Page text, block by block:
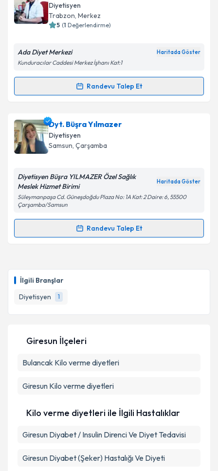
İlgili Branşlar
Diyetisyen
1
oluşturun. Size bu uzmandan randevu almanız için bir
takvim hazırlandığında e-posta ile bilgilendireceğiz.
Kişisel verilerimin işlenmesine ilişkinAydınlatma
'ni okudum ve kişisel verilerimin belirtilen
Takvim Talebini Gönder
Diyetisyen
Trabzon, Merkez
5 (1 Değerlendirme)
Ada Diyet Merkezi Haritada Göster
Kunduracılar Caddesi Merkez İşhanı Kat:1
Randevu Talep Et
Randevu Takvimi Talebi
Dyt. Erden Abdüsselamiçin randevu takvimi talebi
oluşturun. Size bu uzmandan randevu almanız için bir
takvim hazırlandığında e-posta ile bilgilendireceğiz.
Metni'ni okudum ve kişisel verilerimin belirtilen
kapsamda işlenmesini kabul ediyorum.
Dyt. Büşra Yılmazer
Diyetisyen
Samsun, Çarşamba
Diyetisyen Büşra YILMAZER Özel Sağlık
Meslek Hizmet Birimi
Haritada Göster
Süleymanpaşa Cd. Güneşdoğdu Plaza No: 1A Kat: 2 Daire: 6, 55500
Çarşamba/Samsun
Randevu Talep Et
Randevu Takvimi Talebi
takvim hazırlandığında e-posta ile bilgilendireceğiz.
E-posta Adresiniz
Metni'ni okudum ve kişisel verilerimin belirtilen
Giresun İlçeleri
Bulancak Kilo verme diyetleri
Giresun Kilo verme diyetleri
Kilo verme diyetleri ile İlgili Hastalıklar
Giresun Diyabet / Insulin Direnci Ve Diyet Tedavisi
Giresun Diyabet (Şeker) Hastalığı Ve Diyeti